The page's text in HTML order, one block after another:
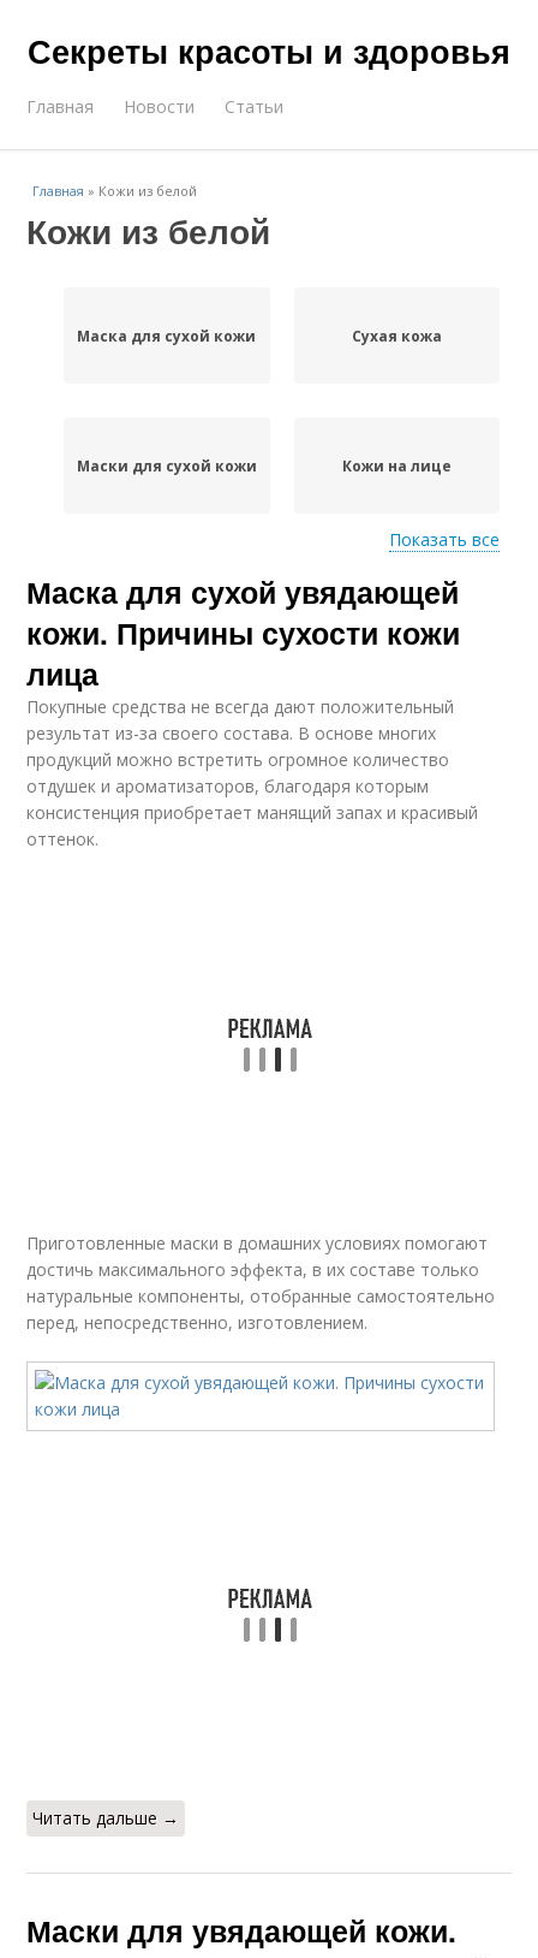
Секреты красоты и здоровья
Главная Новости Статьи
Главная » Кожи из белой
Кожи из белой
Маска для сухой кожи Сухая кожа
Маски для сухой кожи Кожи на лице
Маски для кожи
Маски для пористой
кожи
Маска для пористой
кожи
Пористая кожа
Показать все
Маска для сухой увядающей
кожи. Причины сухости кожи
лица
Покупные средства не всегда дают положительный
результат из-за своего состава. В основе многих
продукций можно встретить огромное количество
отдушек и ароматизаторов, благодаря которым
консистенция приобретает манящий запах и красивый
оттенок.
Приготовленные маски в домашних условиях помогают
достичь максимального эффекта, в их составе только
натуральные компоненты, отобранные самостоятельно
перед, непосредственно, изготовлением.
Читать дальше →
Маски для увядающей кожи.